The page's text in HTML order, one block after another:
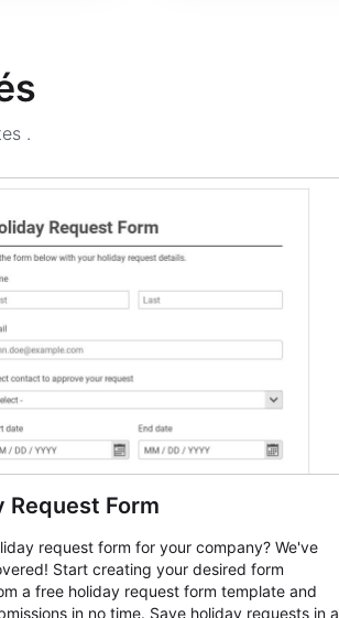
.
Request Form
request form for your company? We've
Start creating your desired form
a free holiday request form template and
in no time. Save holiday requests in a